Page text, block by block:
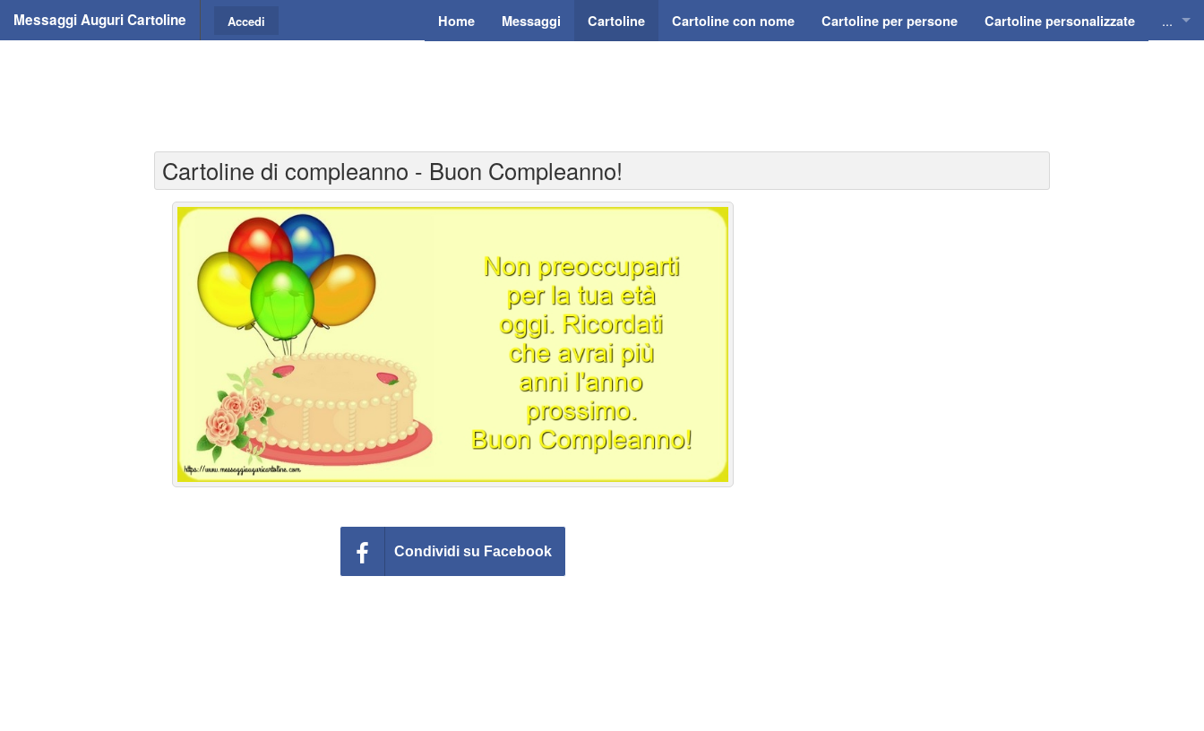
Messaggi Auguri Cartoline Home Messaggi Cartoline Cartoline con nome Cartoline per persone Cartoline personalizzate ...
Accedi
Cartoline di compleanno - Buon Compleanno!
Condividi su Facebook